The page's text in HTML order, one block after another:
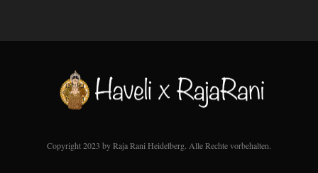
Copyright 2023 by Raja Rani Heidelberg. Alle Rechte vorbehalten.